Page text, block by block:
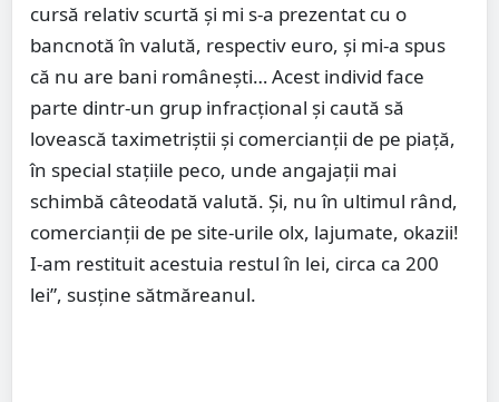
cursă relativ scurtă și mi s-a prezentat cu o
bancnotă în valută, respectiv euro, și mi-a spus
că nu are bani românești… Acest individ face
parte dintr-un grup infracțional și caută să
lovească taximetriștii și comercianții de pe piață,
în special stațiile peco, unde angajații mai
schimbă câteodată valută. Și, nu în ultimul rând,
comercianții de pe site-urile olx, lajumate, okazii!
I-am restituit acestuia restul în lei, circa ca 200
lei”, susține sătmăreanul.